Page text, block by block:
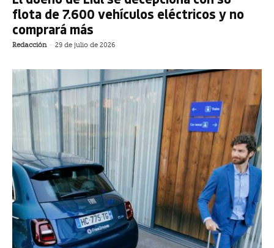
flota de 7.600 vehículos eléctricos y no
comprará más
Redacción - 29 de julio de 2026